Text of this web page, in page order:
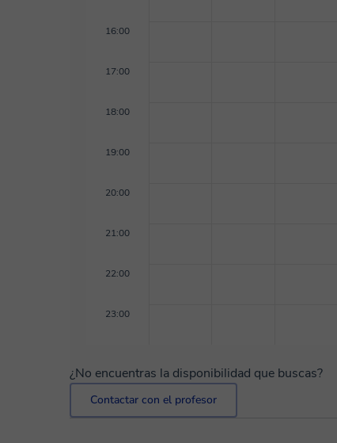
16:00
17:00
18:00
19:00
20:00
21:00
22:00
23:00
¿No encuentras la disponibilidad que buscas?
Contactar con el profesor